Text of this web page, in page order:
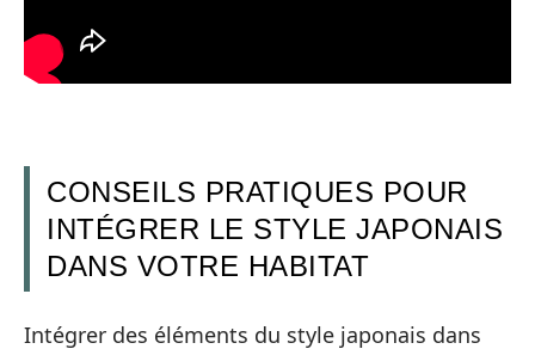
CONSEILS PRATIQUES POUR
INTÉGRER LE STYLE JAPONAIS
DANS VOTRE HABITAT
Intégrer des éléments du style japonais dans